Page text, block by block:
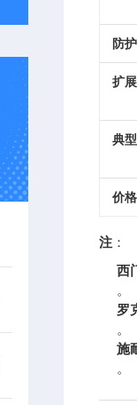
防
扩
典
价
注 ：
西
。
罗
。
施
。